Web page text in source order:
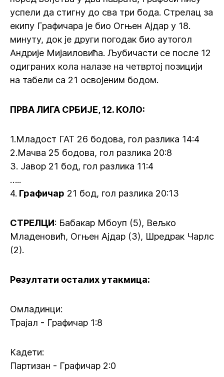
успели да стигну до сва три бода. Стрелац за
екипу Графичара је био Огњен Ајдар у 18.
минуту, док је други погодак био аутогол
Андрије Мијаиловића. Љубичасти се после 12
одиграних кола налазе на четвртој позицији
на табели са 21 освојеним бодом.
ПРВА ЛИГА СРБИЈЕ, 12. КОЛО:
1.Младост ГАТ 26 бодова, гол разлика 14:4
2.Мачва 25 бодова, гол разлика 20:8
3. Јавор 21 бод, гол разлика 11:4
…..
4. Графичар 21 бод, гол разлика 20:13
СТРЕЛЦИ: Бабакар Мбоуп (5), Вељко
Младеновић, Огњен Ајдар (3), Шредрак Чарлс
(2).
Резултати осталих утакмица:
Омладинци:
Трајал - Графичар 1:8
Кадети:
Партизан - Графичар 2:0